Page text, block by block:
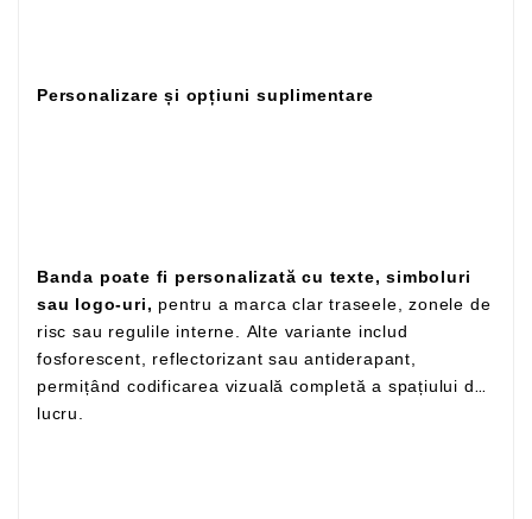
Personalizare și opțiuni suplimentare
Banda poate fi personalizată cu texte, simboluri
sau logo-uri, pentru a marca clar traseele, zonele de
risc sau regulile interne. Alte variante includ
fosforescent, reflectorizant sau antiderapant,
permițând codificarea vizuală completă a spațiului de
lucru.